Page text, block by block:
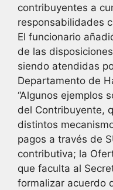
contribuyentes a
responsabilidades
El funcionario
de las
siendo atendidas
Departamento de
“Algunos ejemplos
del Contribuyente,
distintos
pagos a través de
contributiva; la
que faculta al
formalizar acuerdo